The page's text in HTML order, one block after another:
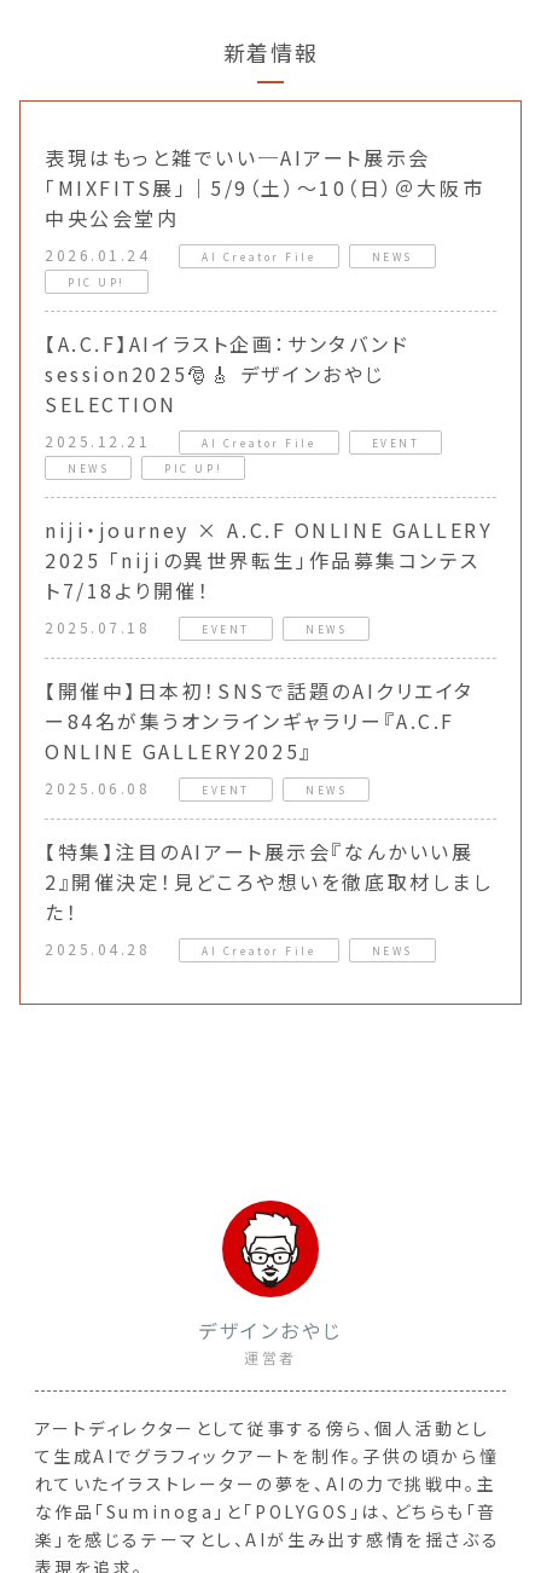
新着情報
表現はもっと雑でいい─AIアート展示会
「MIXFITS展」｜5/9（土）〜10（日）＠大阪市
中央公会堂内
2026.01.24 AI Creator File
NEWS
PIC UP!
【A.C.F】AIイラスト企画：サンタバンド
session2025🎅🎸 デザインおやじ
SELECTION
2025.12.21 AI Creator File
EVENT
NEWS
PIC UP!
niji・journey × A.C.F ONLINE GALLERY
2025 「nijiの異世界転生」作品募集コンテス
ト7/18より開催！
2025.07.18 EVENT NEWS
【開催中】日本初！SNSで話題のAIクリエイタ
ー84名が集うオンラインギャラリー『A.C.F
ONLINE GALLERY2025』
2025.06.08 EVENT NEWS
【特集】注目のAIアート展示会『なんかいい展
2』開催決定！見どころや想いを徹底取材しまし
た！
2025.04.28 AI Creator File NEWS
デザインおやじ
運営者
アートディレクターとして従事する傍ら、個人活動とし
て生成AIでグラフィックアートを制作。子供の頃から憧
れていたイラストレーターの夢を、AIの力で挑戦中。主
な作品「Suminoga」と「POLYGOS」は、どちらも「音
楽」を感じるテーマとし、AIが生み出す感情を揺さぶる
表現を追求。